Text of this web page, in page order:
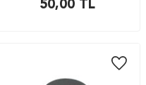
50,00TL